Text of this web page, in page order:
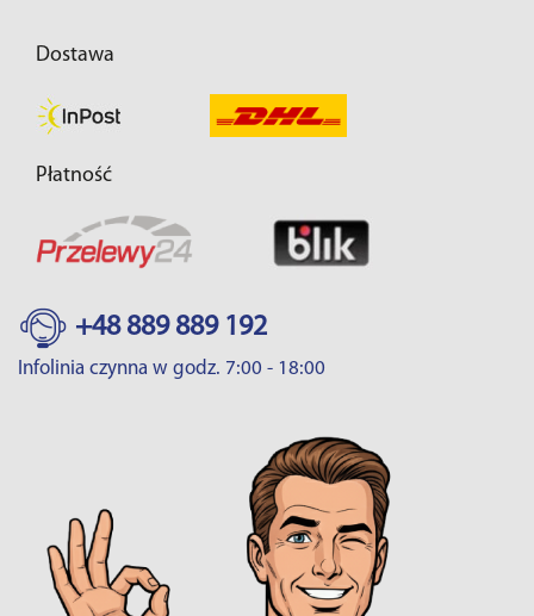
Dostawa
Płatność
+48 889 889 192
Infolinia czynna w godz. 7:00 - 18:00